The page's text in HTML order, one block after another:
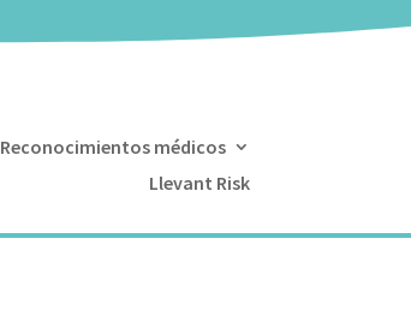
Reconocimientos médicos
Llevant Risk